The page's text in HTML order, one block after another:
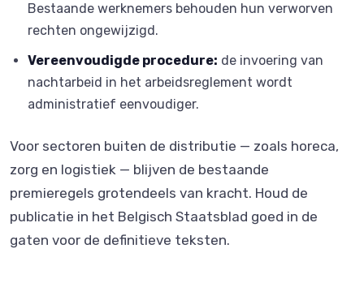
Bestaande werknemers behouden hun verworven
rechten ongewijzigd.
Vereenvoudigde procedure: de invoering van
nachtarbeid in het arbeidsreglement wordt
administratief eenvoudiger.
Voor sectoren buiten de distributie — zoals horeca,
zorg en logistiek — blijven de bestaande
premieregels grotendeels van kracht. Houd de
publicatie in het Belgisch Staatsblad goed in de
gaten voor de definitieve teksten.